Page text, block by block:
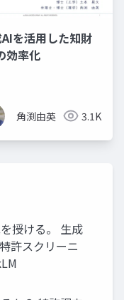
を活用した知財
効率化
角渕由英 3.1K
授ける。 生成
許スクリーニ